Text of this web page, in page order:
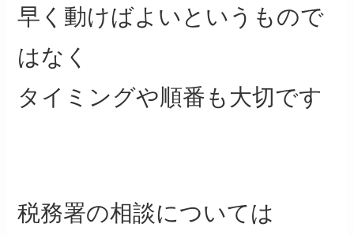
早く動けばよいというもので
はなく
タイミングや順番も大切です
税務署の相談については